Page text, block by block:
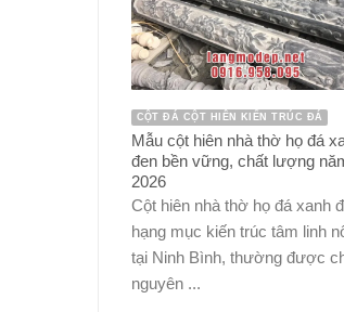
CỘT ĐÁ CỘT HIÊN KIẾN TRÚC ĐÁ
Mẫu cột hiên nhà thờ họ đá
đen bền vững, chất lượng
2026
Cột hiên nhà thờ họ đá xanh
hạng mục kiến trúc tâm linh
tại Ninh Bình, thường được
nguyên ...